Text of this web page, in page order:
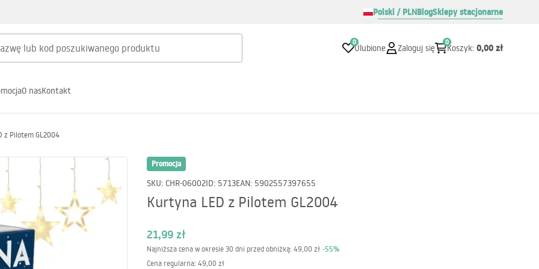
Polski / PLNBlogSklepy stacjonarne
0
Ulubione Zaloguj się
0
Koszyk: 0,00 zł
O nasKontakt
z Pilotem GL2004
Promocja
SKU: CHR-06002ID: 5713EAN: 5902557397655
Kurtyna LED z Pilotem GL2004
21,99 zł
Najniższa cena w okresie 30 dni przed obniżką: 49,00 zł -55%
Cena regularna: 49,00 zł